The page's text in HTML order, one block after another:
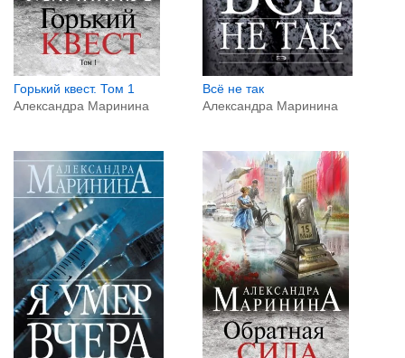
Горький квест. Том 1
Александра Маринина
Всё не так
Александра Маринина